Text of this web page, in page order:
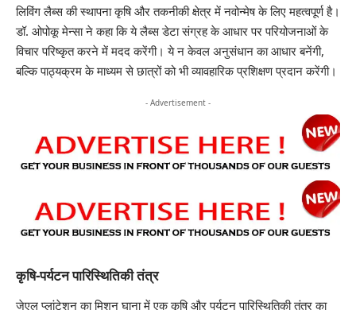
लिविंग लैब्स की स्थापना कृषि और तकनीकी क्षेत्र में नवोन्मेष के लिए महत्वपूर्ण है।
डॉ. ओपोकू मेन्सा ने कहा कि ये लैब्स डेटा संग्रह के आधार पर परियोजनाओं के
विचार परिष्कृत करने में मदद करेंगी। ये न केवल अनुसंधान का आधार बनेंगी,
बल्कि पाठ्यक्रम के माध्यम से छात्रों को भी व्यावहारिक प्रशिक्षण प्रदान करेंगी।
- Advertisement -
कृषि-पर्यटन पारिस्थितिकी तंत्र
जेएल प्लांटेशन का मिशन घाना में एक कृषि और पर्यटन पारिस्थितिकी तंत्र का